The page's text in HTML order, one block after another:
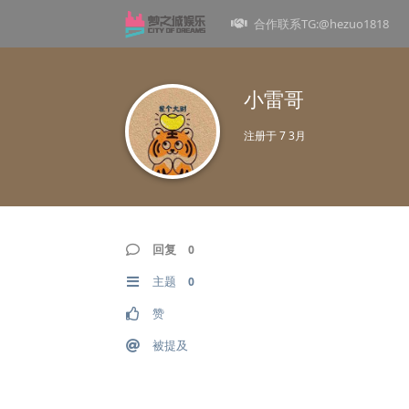
合作联系TG:@hezuo1818
小雷哥
注册于7 3月
回复 0
主题 0
赞
被提及